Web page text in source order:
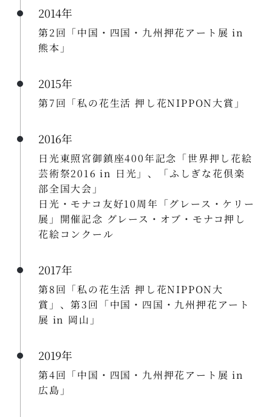
2014年
第2回「中国・四国・九州押花アート展 in
熊本」
2015年
第7回「私の花生活 押し花NIPPON大賞」
2016年
日光東照宮御鎮座400年記念「世界押し花絵
芸術祭2016 in 日光」、「ふしぎな花倶楽
部全国大会」
日光・モナコ友好10周年「グレース・ケリー
展」開催記念 グレース・オブ・モナコ押し
花絵コンクール
2017年
第8回「私の花生活 押し花NIPPON大
賞」、第3回「中国・四国・九州押花アート
展 in 岡山」
2019年
第4回「中国・四国・九州押花アート展 in
広島」